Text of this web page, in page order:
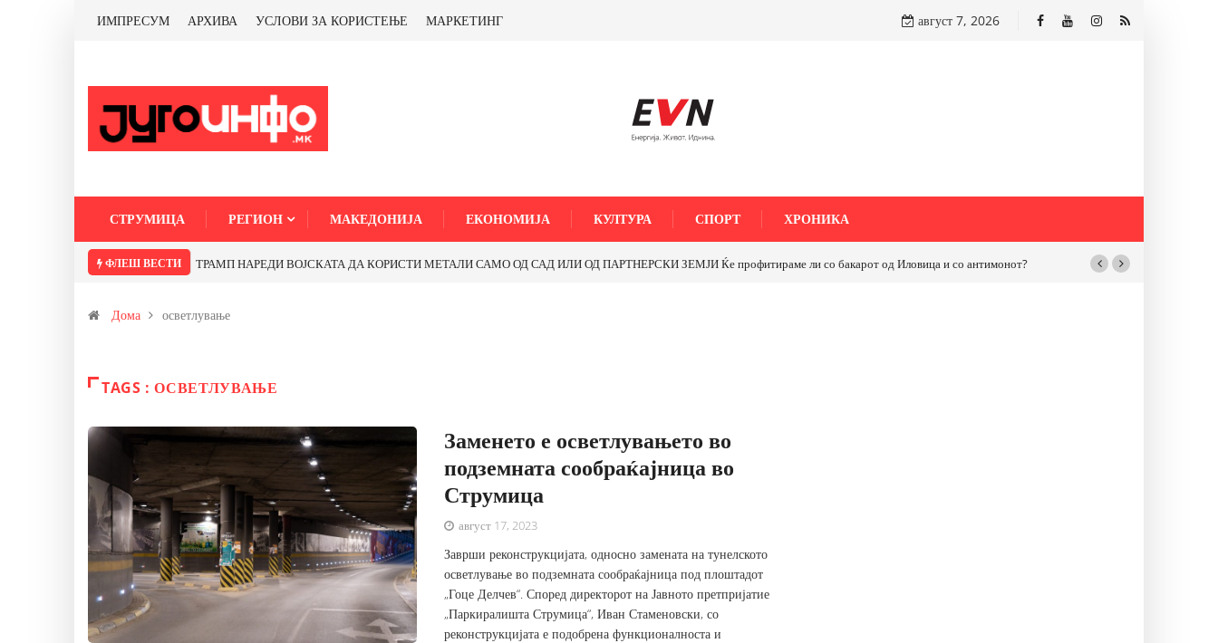
ИМПРЕСУМ АРХИВА УСЛОВИ ЗА КОРИСТЕЊЕ МАРКЕТИНГ август 7, 2026
СТРУМИЦА РЕГИОН МАКЕДОНИЈА ЕКОНОМИЈА КУЛТУРА СПОРТ ХРОНИКА
ФЛЕШ ВЕСТИ ТРАМП НАРЕДИ ВОЈСКАТА ДА КОРИСТИ МЕТАЛИ САМО ОД САД ИЛИ ОД ПАРТНЕРСКИ ЗЕМЈИ Ќе профитираме ли со бакарот од Иловица и со антимонот?
Дома осветлување
TAGS : ОСВЕТЛУВАЊЕ
Заменето е осветлувањето во
подземната сообраќајница во
Струмица
август 17, 2023
Заврши реконструкцијата, односно замената на тунелското
осветлување во подземната сообраќајница под плоштадот
„Гоце Делчев“. Според директорот на Јавното претпријатие
„Паркиралишта Струмица“, Иван Стаменовски, со
реконструкцијата е подобрена функционалноста и